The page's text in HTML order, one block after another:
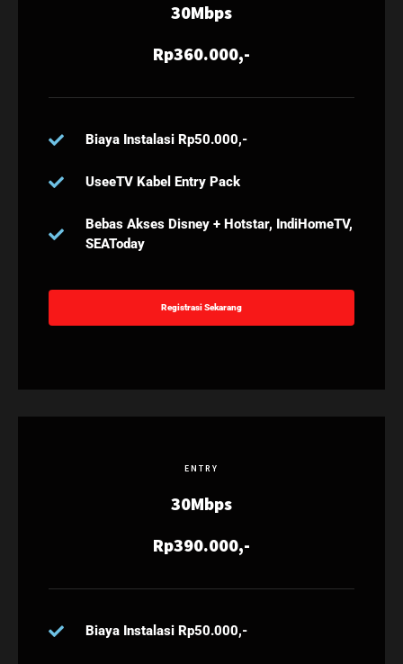
30Mbps
Rp360.000,-
Biaya Instalasi Rp50.000,-
UseeTV Kabel Entry Pack
Bebas Akses Disney + Hotstar, IndiHomeTV,
SEAToday
Registrasi Sekarang
ENTRY
30Mbps
Rp390.000,-
Biaya Instalasi Rp50.000,-